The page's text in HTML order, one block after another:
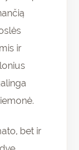
ir
bet ir